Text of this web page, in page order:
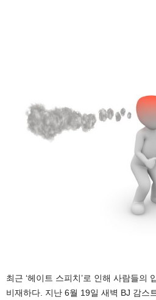
최근 ‘헤이트 스피치’로 인해 사람들의
비재하다. 지난 6월 19일 새벽 BJ 감스